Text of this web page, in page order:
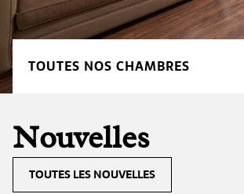
TOUTES NOS CHAMBRES
Nouvelles
TOUTES LES NOUVELLES